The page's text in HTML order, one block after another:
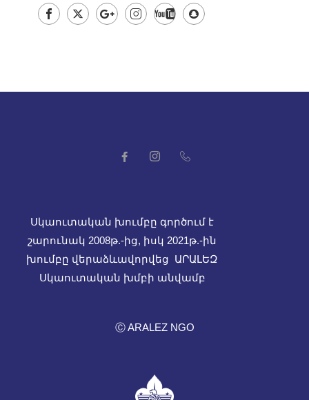
Սկաուտական խումբը գործում է
շարունակ 2008թ.-ից, իսկ 2021թ.-ին
խումբը վերաձևավորվեց ԱՐԱԼԵԶ
Սկաուտական խմբի անվամբ
Ⓒ ARALEZ NGO